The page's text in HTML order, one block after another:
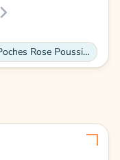
Fabulous Tablier Cuisine Enfant 2 Poches Rose Poussin Imprimé Style Point de Croix - Haut de gamme